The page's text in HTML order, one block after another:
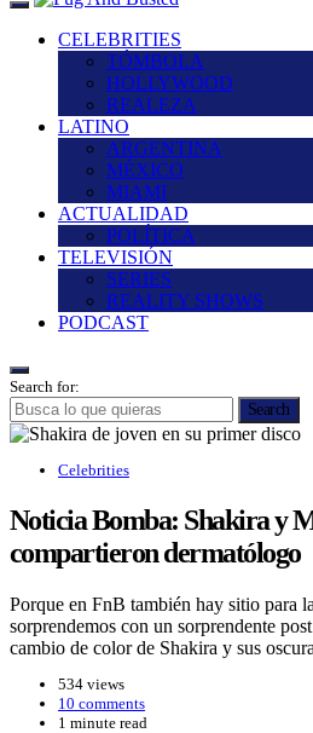
CELEBRITIES
TÓMBOLA
HOLLYWOOD
REALEZA
LATINO
ARGENTINA
MÉXICO
MIAMI
ACTUALIDAD
POLÍTICA
TELEVISIÓN
SERIES
REALITY SHOWS
PODCAST
Search for:
Search
Celebrities
Noticia Bomba: Shakira y
compartieron dermatólogo
Porque en FnB también hay sitio para
sorprendemos con un sorprendente
cambio de color de Shakira y sus
534 views
10 comments
1 minute read